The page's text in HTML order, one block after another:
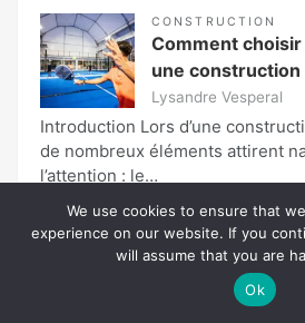
CONSTRUCTION
Comment
une
Lysandre Vesperal
Introduction Lors d’une
de nombreux éléments attirent
l’attention : le…
En savoir plus
MAISON
Guide complet
idéal pour poser
We use cookies to ensure that
experience on our website. If you
will assume that you are
Ok